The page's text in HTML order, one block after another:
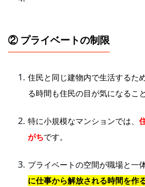
② プライベートの制限
住民と同じ建物内で生活するた
る時間も住民の目が気になるこ
特に小規模なマンションでは、
がちです。
プライベートの空間が職場と一
に仕事から解放される時間を作